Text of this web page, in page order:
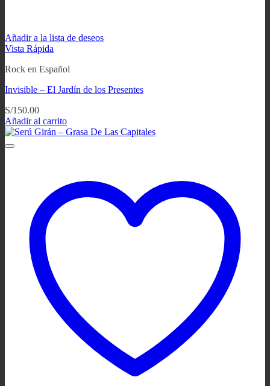
Añadir a la lista de deseos
Vista Rápida
Rock en Español
Invisible – El Jardín de los Presentes
S/150.00
Añadir al carrito